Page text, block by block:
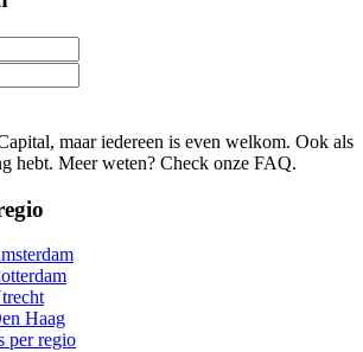
maar iedereen is even welkom. Ook als
hebt. Meer weten? Check onze FAQ.
Haag
per regio